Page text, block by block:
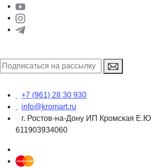
+7 (961) 28 30 930
info@kromart.ru
г. Ростов-на-Дону ИП Кромская
611903934060